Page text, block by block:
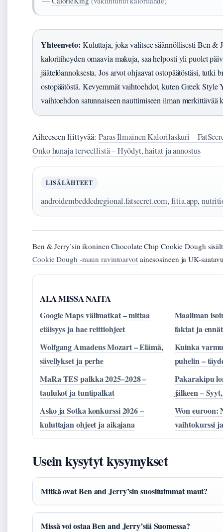
Yhteenveto: Kuluttaja, joka valitsee säännöllisesti Ben &
kaloritiheyden omaavia makuja, saa helposti yli puolet
jäätelöannoksesta. Jos arvot ohjaavat ostopäätöstäsi, tutki
ostopäätöstä. Kevyemmät vaihtoehdot, kuten Greek Style
vaihtoehdon satunnaiseen nauttimiseen ilman merkittävää
Aiheeseen liittyvää: Paras Ilmainen Kalorilaskuri –
Onko hunaja terveellistä – Hyödyt, haitat ja annostus
LISÄLÄHTEET
androidembeddedregional.fatsecret.com,fitia.app,
Ben & Jerry’sin ikoninen Chocolate Chip Cookie Dough
Cookie Dough -maun ravintoarvotainesosineen ja UK-
ALA MISSA NAITA
Google Maps välimatkat – mittaa
etäisyys ja hae reittiohjeet
Maailman
faktat ja
Wolfgang Amadeus Mozart – Elämä,
sävellykset ja perhe
Kuinka
puhelin –
MaRa TES palkka 2025–2028 –
taulukot ja tuntipalkat
Pakarakipu
jälkeen –
Asko ja Sotka konkurssi 2026 –
kuluttajan ohjeet ja aikajana
Won euroon:
vaihtokurssi
Usein kysytyt kysymykset
Mitkä ovat Ben and Jerry’sin suosituimmat maut?
Missä voi ostaa Ben and Jerry’siä Suomessa?